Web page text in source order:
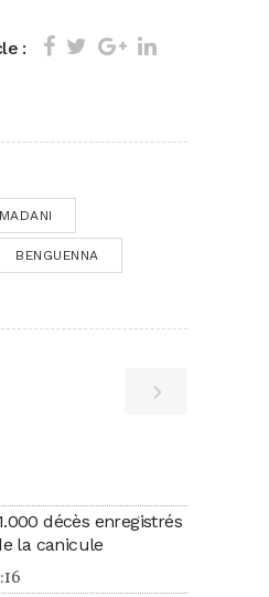
:
BENGUENNA
décès enregistrés
la canicule